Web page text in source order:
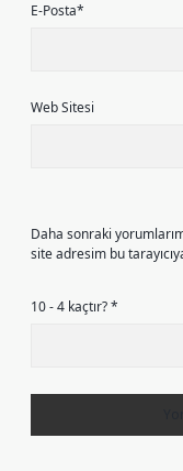
E-Posta*
Web Sitesi
Daha sonraki
site adresim bu
10 - 4 kaçtır?*